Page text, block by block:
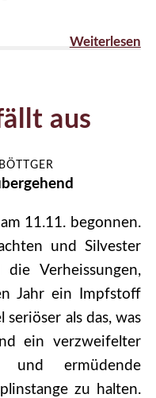
Weiterlesen
aus
11.11. begonnen.
und Silvester
Verheissungen,
Jahr ein Impfstoff
als das, was
ein verzweifelter
und ermüdende
zu halten.